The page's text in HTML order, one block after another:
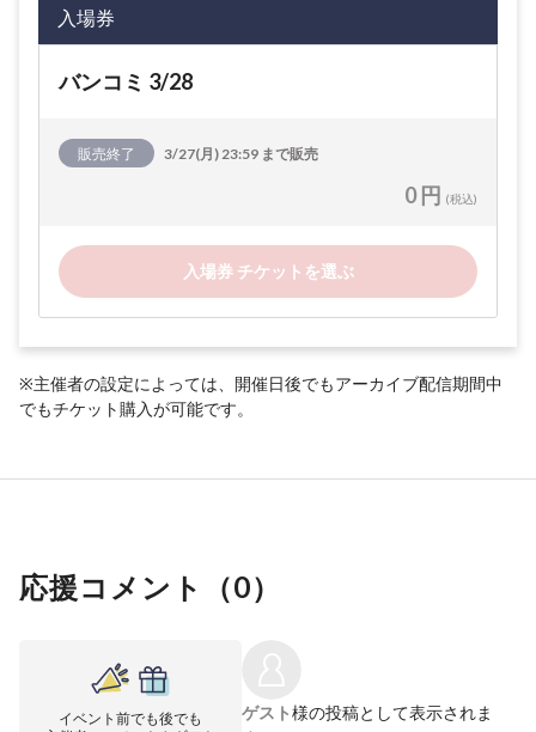
入場券
バンコミ 3/28
販売終了 3/27(月) 23:59 まで販売
0 円 (税込)
入場券 チケットを選ぶ
※主催者の設定によっては、開催日後でもアーカイブ配信期間中
でもチケット購入が可能です。
応援コメント（0）
イベント前でも後でも
ゲスト様の投稿として表示されま